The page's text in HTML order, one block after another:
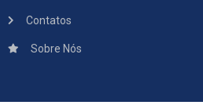
Contatos
Sobre Nós